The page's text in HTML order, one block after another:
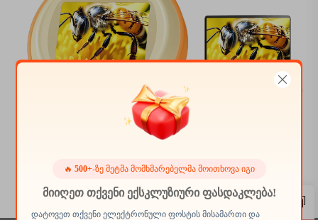
წლის ბიჭების და გოგონებისთვის, მიკროსკოპი
🔥 500+-ზე მეტმა მომხმარებელმა მოითხოვა იგი
მიიღეთ თქვენი ექსკლუზიური ფასდაკლება!
დატოვეთ თქვენი ელექტრონული ფოსტის მისამართი და